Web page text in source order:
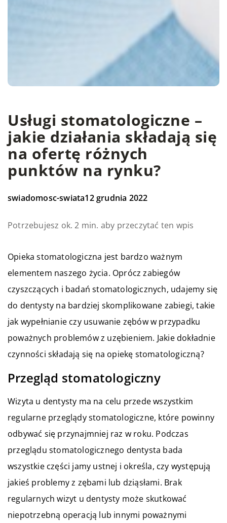
Usługi stomatologiczne –
jakie działania składają się
na ofertę różnych
punktów na rynku?
swiadomosc-swiata12 grudnia 2022
Potrzebujesz ok. 2 min. aby przeczytać ten wpis
Opieka stomatologiczna jest bardzo ważnym
elementem naszego życia. Oprócz zabiegów
czyszczących i badań stomatologicznych, udajemy się
do dentysty na bardziej skomplikowane zabiegi, takie
jak wypełnianie czy usuwanie zębów w przypadku
poważnych problemów z uzębieniem. Jakie dokładnie
czynności składają się na opiekę stomatologiczną?
Przegląd stomatologiczny
Wizyta u dentysty ma na celu przede wszystkim
regularne przeglądy stomatologiczne, które powinny
odbywać się przynajmniej raz w roku. Podczas
przeglądu stomatologicznego dentysta bada
wszystkie części jamy ustnej i określa, czy występują
jakieś problemy z zębami lub dziąsłami. Brak
regularnych wizyt u dentysty może skutkować
niepotrzebną operacją lub innymi poważnymi